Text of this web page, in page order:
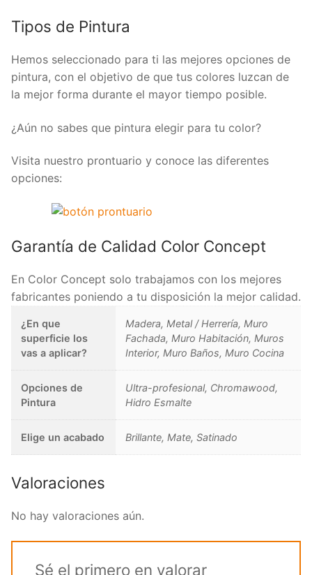
Tipos de Pintura
Hemos seleccionado para ti las mejores opciones de
pintura, con el objetivo de que tus colores luzcan de
la mejor forma durante el mayor tiempo posible.
¿Aún no sabes que pintura elegir para tu color?
Visita nuestro prontuario y conoce las diferentes
opciones:
Garantía de Calidad Color Concept
En Color Concept solo trabajamos con los mejores
fabricantes poniendo a tu disposición la mejor calidad.
¿En que
superficie los
vas a aplicar?
Madera, Metal / Herrería, Muro
Fachada, Muro Habitación, Muros
Interior, Muro Baños, Muro Cocina
Opciones de
Pintura
Ultra-profesional, Chromawood,
Hidro Esmalte
Elige un acabado Brillante, Mate, Satinado
Valoraciones
No hay valoraciones aún.
Sé el primero en valorar